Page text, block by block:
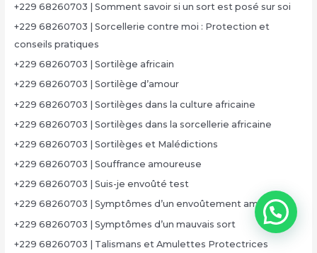
+229 68260703 | Somment savoir si un sort est posé sur soi
+229 68260703 | Sorcellerie contre moi : Protection et
conseils pratiques
+229 68260703 | Sortilège africain
+229 68260703 | Sortilège d’amour
+229 68260703 | Sortilèges dans la culture africaine
+229 68260703 | Sortilèges dans la sorcellerie africaine
+229 68260703 | Sortilèges et Malédictions
+229 68260703 | Souffrance amoureuse
+229 68260703 | Suis-je envoûté test
+229 68260703 | Symptômes d’un envoûtement amoureux
+229 68260703 | Symptômes d’un mauvais sort
+229 68260703 | Talismans et Amulettes Protectrices